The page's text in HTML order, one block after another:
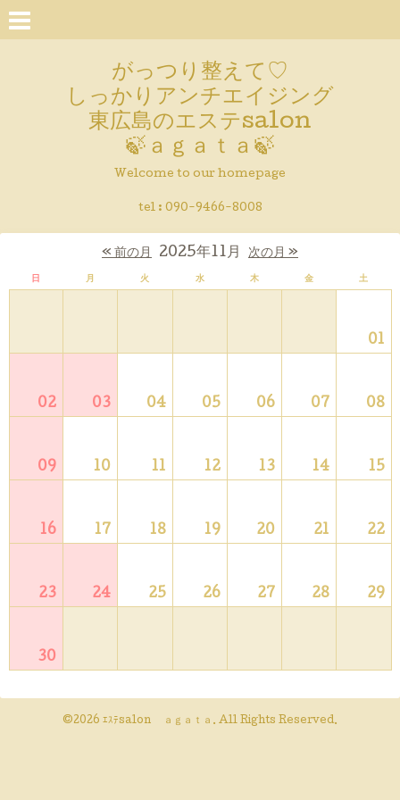
がっつり整えて♡
しっかりアンチエイジング
東広島のエステsalon
🍃ａｇａｔａ🍃
Welcome to our homepage
tel : 090-9466-8008
« 前の月 2025年11月 次の月 »
日 月 火 水 木 金 土
01
02 03 04 05 06 07 08
09 10 11 12 13 14 15
16 17 18 19 20 21 22
23 24 25 26 27 28 29
30
©2026 ｴｽﾃsalon ａｇａｔａ . All Rights Reserved.